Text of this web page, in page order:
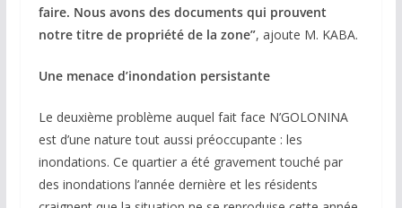
faire. Nous avons des documents qui prouvent
notre titre de propriété de la zone”, ajoute M. KABA.
Une menace d’inondation persistante
Le deuxième problème auquel fait face N’GOLONINA
est d’une nature tout aussi préoccupante : les
inondations. Ce quartier a été gravement touché par
des inondations l’année dernière et les résidents